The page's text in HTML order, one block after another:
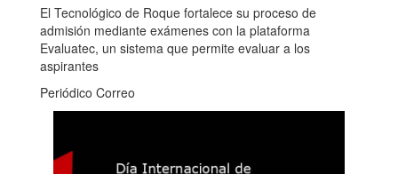
El Tecnológico de Roque fortalece su proceso de
admisión mediante exámenes con la plataforma
Evaluatec, un sistema que permite evaluar a los
aspirantes
Periódico Correo